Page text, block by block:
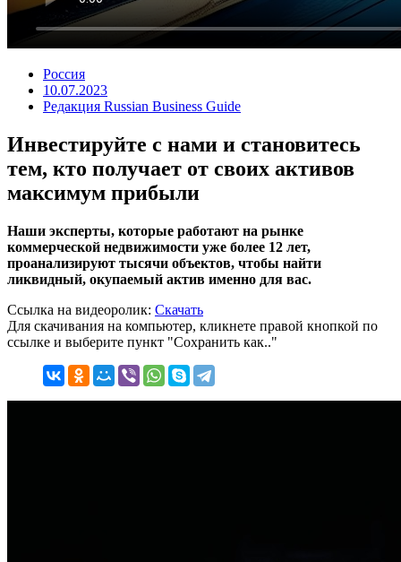
Россия
10.07.2023
Редакция Russian Business Guide
Инвестируйте с нами и становитесь
тем, кто получает от своих активов
максимум прибыли
Наши эксперты, которые работают на рынке
коммерческой недвижимости уже более 12 лет,
проанализируют тысячи объектов, чтобы найти
ликвидный, окупаемый актив именно для вас.
Ссылка на видеоролик: Скачать
Для скачивания на компьютер, кликнете правой кнопкой по
ссылке и выберите пункт "Сохранить как.."